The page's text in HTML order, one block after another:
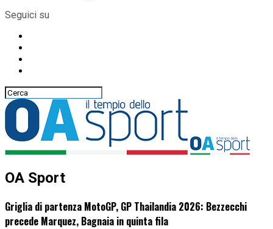
Seguici su
OA Sport
Griglia di partenza MotoGP, GP Thailandia 2026: Bezzecchi
precede Marquez, Bagnaia in quinta fila